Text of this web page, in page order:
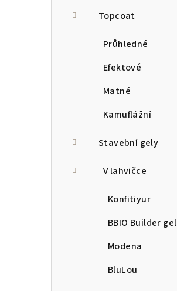
Topcoat
Průhledné
Efektové
Matné
Kamuflážní
Stavební gely
V lahvičce
Konfitiyur
BBIO Builder gel
Modena
BluLou